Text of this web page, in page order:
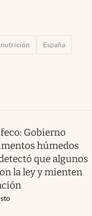
nutrición España
Gobierno
húmedos
que algunos
la ley y mienten